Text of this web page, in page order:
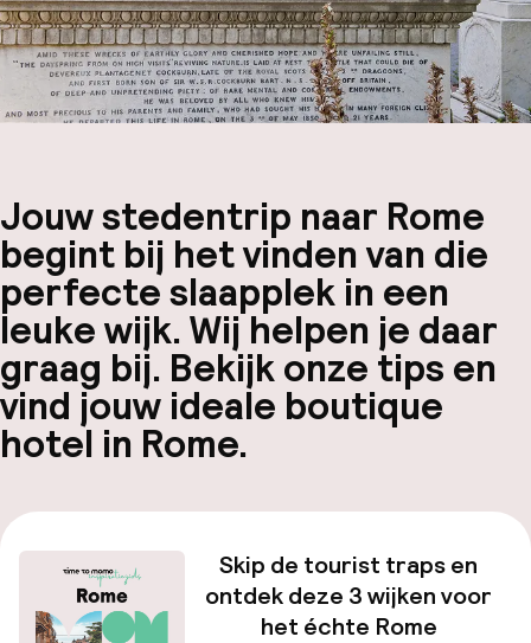
Jouw stedentrip naar Rome
begint bij het vinden van die
perfecte slaapplek in een
leuke wijk. Wij helpen je daar
graag bij. Bekijk onze tips en
vind jouw ideale boutique
hotel in Rome.
Skip de tourist traps en
ontdek deze 3 wijken voor
het échte Rome